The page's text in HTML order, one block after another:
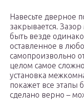
Навесьте дверное
закрывается.
быть везде
оставленное в
самопроизвольно
целом самое
установка
покажет все этапы
сделано верно –